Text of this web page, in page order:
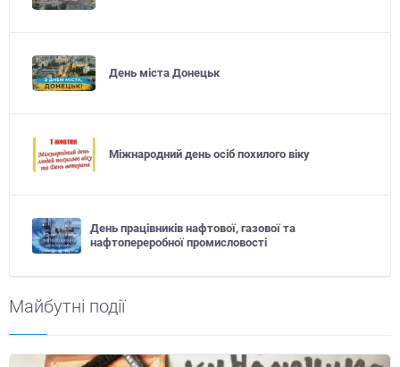
День міста Донецьк
Міжнародний день осіб похилого віку
День працівників нафтової, газової та
нафтопереробної промисловості
Майбутні події